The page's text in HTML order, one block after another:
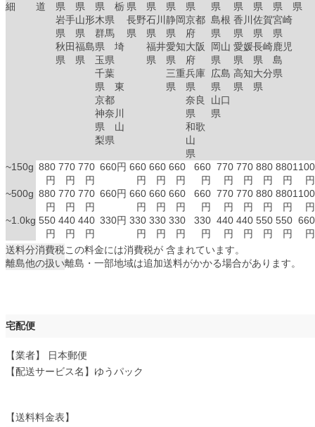
細
道 県
岩手
県
秋田
県
県
山形
県
福島
県
県 栃
木県
群馬
県 埼
玉県
千葉
県 東
京都
神奈川
県 山
梨県
県
長野
県
県
石川
県
福井
県
県
静岡
県
愛知
県
三重
県
県
京都
府
大阪
府
兵庫
県
奈良
県
和歌
山
県
県
島根
県
岡山
県
広島
県
山口
県
県
香川
県
愛媛
県
高知
県
県
佐賀
県
長崎
県
大分
県
県
宮崎
県
鹿児
島
県
県
~150g 880
円
770
円
770
円
660円 660
円
660
円
660
円
660
円
770
円
770
円
880
円
880
円
1100
円
~500g 880
円
770
円
770
円
660円 660
円
660
円
660
円
660
円
770
円
770
円
880
円
880
円
1100
円
~1.0kg 550
円
440
円
440
円
330円 330
円
330
円
330
円
330
円
440
円
440
円
550
円
550
円
660
円
送料分消費税この料金には消費税が 含まれています。
離島他の扱い離島・一部地域は追加送料がかかる場合があります。
宅配便
【業者】 日本郵便
【配送サービス名】ゆうパック
【送料料金表】